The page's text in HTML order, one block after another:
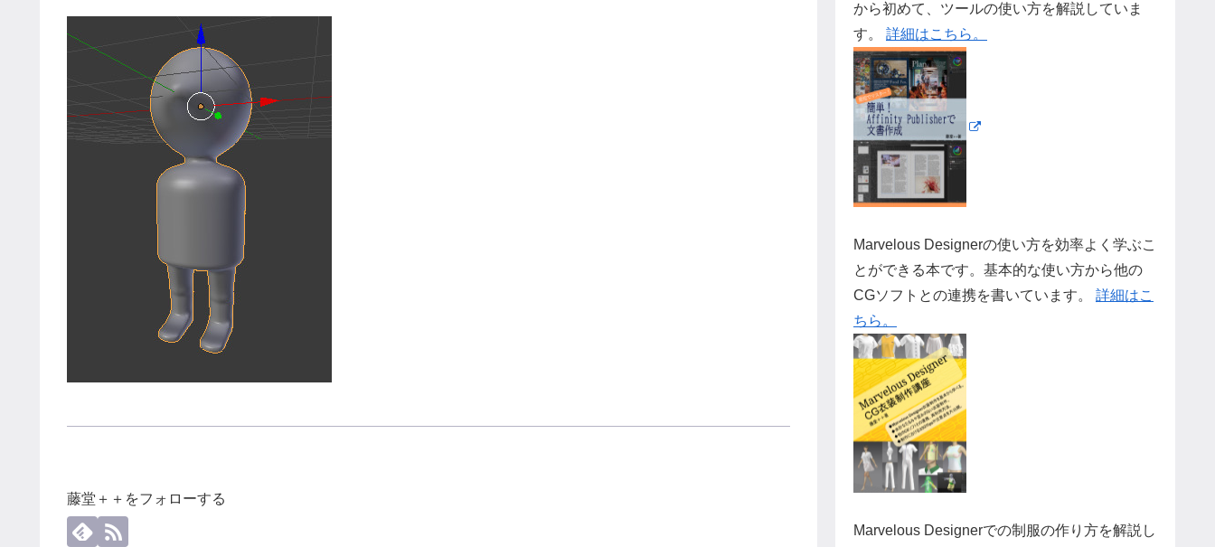
藤堂＋＋をフォローする
から初めて、ツールの使い方を解説していま
す。 詳細はこちら。
Marvelous Designerの使い方を効率よく学ぶこ
とができる本です。基本的な使い方から他の
CGソフトとの連携を書いています。 詳細はこ
ちら。
Marvelous Designerでの制服の作り方を解説し